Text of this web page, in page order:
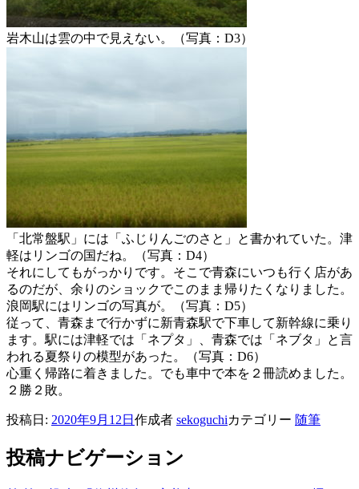
岩木山は雲の中で見えない。（写真：D3）
「北常盤駅」には「ふじりんごのさと」と書かれていた。津
軽はリンゴの国だね。（写真：D4）
それにしてもがっかりです。そこで青森にいつも行く店があ
るのだが、余りのショックでこのまま帰りたくなりました。
浪岡駅にはリンゴの写真が。（写真：D5）
従って、青森まで行かずに新青森駅で下車して新幹線に乗り
ます。駅には津軽では「ネプタ」、青森では「ネブタ」と言
われる夏祭りの模型があった。（写真：D6）
心重く帰路に着きました。でも車中で本を２冊読めました。
２勝２敗。
投稿日: 2020年9月12日 作成者 sekoguchiカテゴリー 随筆
投稿ナビゲーション